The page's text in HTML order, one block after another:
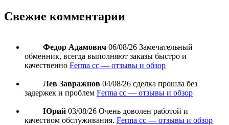
Свежие комментарии
Федор Адамович 06/08/26 Замечательный
обменник, всегда выполняют заказы быстро и
качественно Ferma cc — отзывы и обзор
Лев Завражнов 04/08/26 сделка прошла без
задержек и проблем Ferma cc — отзывы и обзор
Юрий 03/08/26 Очень доволен работой и
качеством обслуживания. Ferma cc — отзывы и обзор